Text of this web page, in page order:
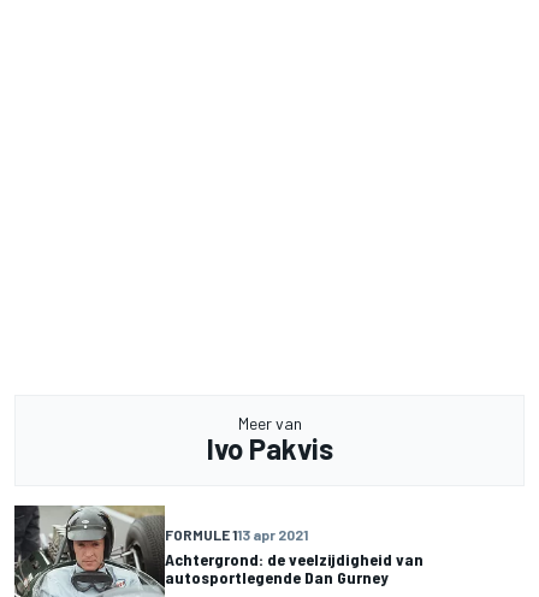
Meer van
Ivo Pakvis
FORMULE 113 apr 2021
Achtergrond: de veelzijdigheid van
autosportlegende Dan Gurney